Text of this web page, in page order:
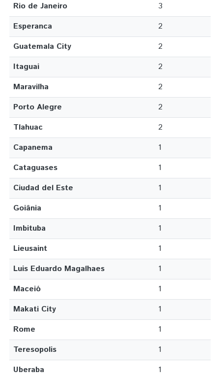
Rio de Janeiro
3
Esperanca
2
Guatemala City
2
Itaguai
2
Maravilha
2
Porto Alegre
2
Tlahuac
2
Capanema
1
Cataguases
1
Ciudad del Este
1
Goiânia
1
Imbituba
1
Lieusaint
1
Luis Eduardo Magalhaes
1
Maceió
1
Makati City
1
Rome
1
Teresopolis
1
Uberaba
1